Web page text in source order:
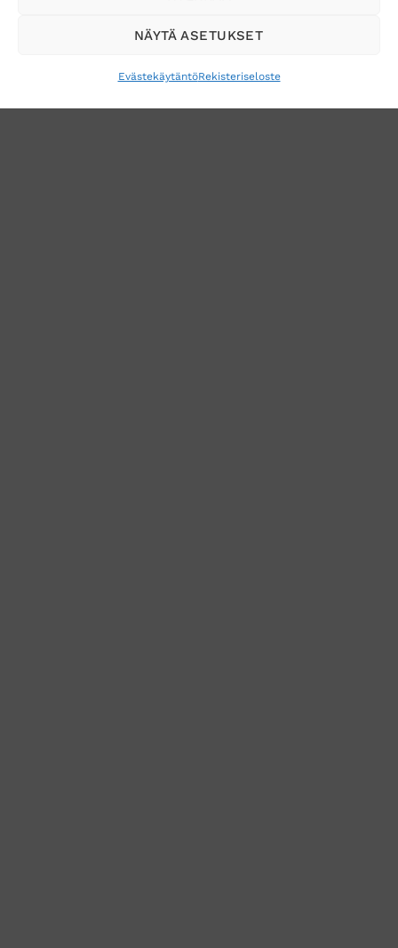
NÄYTÄ ASETUKSET
EvästekäytäntöRekisteriseloste